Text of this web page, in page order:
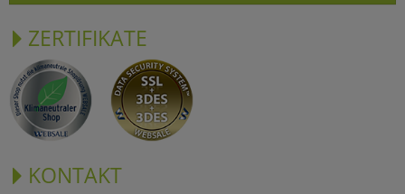
ZERTIFIKATE
KONTAKT